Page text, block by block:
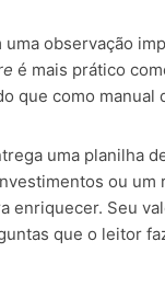
uma observação
é mais prático
que como manual
uma planilha
ou um
enriquecer. Seu
que o leitor